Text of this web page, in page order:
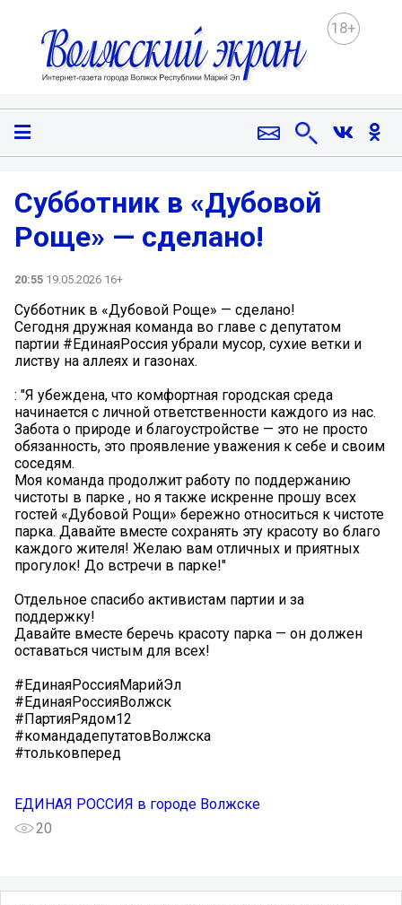
18+
Субботник в «Дубовой
Роще» — сделано!
20:55 19.05.2026 16+
Субботник в «Дубовой Роще» — сделано!
Сегодня дружная команда во главе с депутатом
партии #ЕдинаяРоссия убрали мусор, сухие ветки и
листву на аллеях и газонах.
: "Я убеждена, что комфортная городская среда
начинается с личной ответственности каждого из нас.
Забота о природе и благоустройстве — это не просто
обязанность, это проявление уважения к себе и своим
соседям.
Моя команда продолжит работу по поддержанию
чистоты в парке , но я также искренне прошу всех
гостей «Дубовой Рощи» бережно относиться к чистоте
парка. Давайте вместе сохранять эту красоту во благо
каждого жителя! Желаю вам отличных и приятных
прогулок! До встречи в парке!"
Отдельное спасибо активистам партии и за
поддержку!
Давайте вместе беречь красоту парка — он должен
оставаться чистым для всех!
#ЕдинаяРоссияМарийЭл
#ЕдинаяРоссияВолжск
#ПартияРядом12
#командадепутатовВолжска
#тольковперед
ЕДИНАЯ РОССИЯ в городе Волжске
20